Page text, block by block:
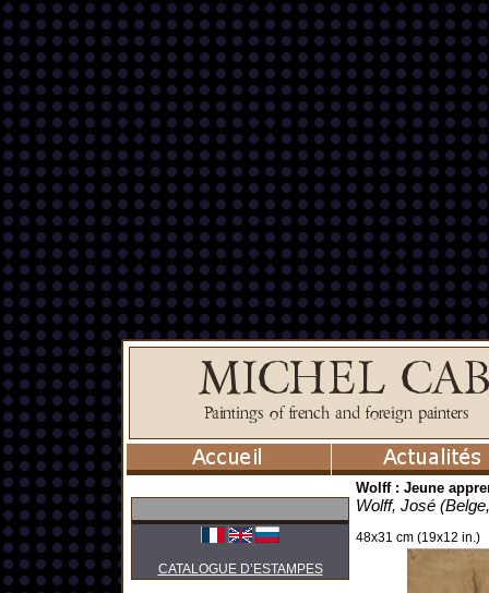
CATALOGUE D’ESTAMPES
Wolff : Jeune
Wolff, José
48x31 cm (19x12 in.)